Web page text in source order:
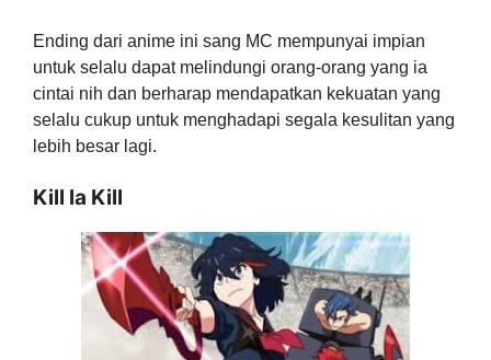
Ending dari anime ini sang MC mempunyai impian
untuk selalu dapat melindungi orang-orang yang ia
cintai nih dan berharap mendapatkan kekuatan yang
selalu cukup untuk menghadapi segala kesulitan yang
lebih besar lagi.
Kill la Kill